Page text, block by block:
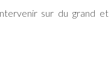
sur du grand